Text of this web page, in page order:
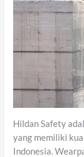
Hildan Safety
yang memiliki
Indonesia.